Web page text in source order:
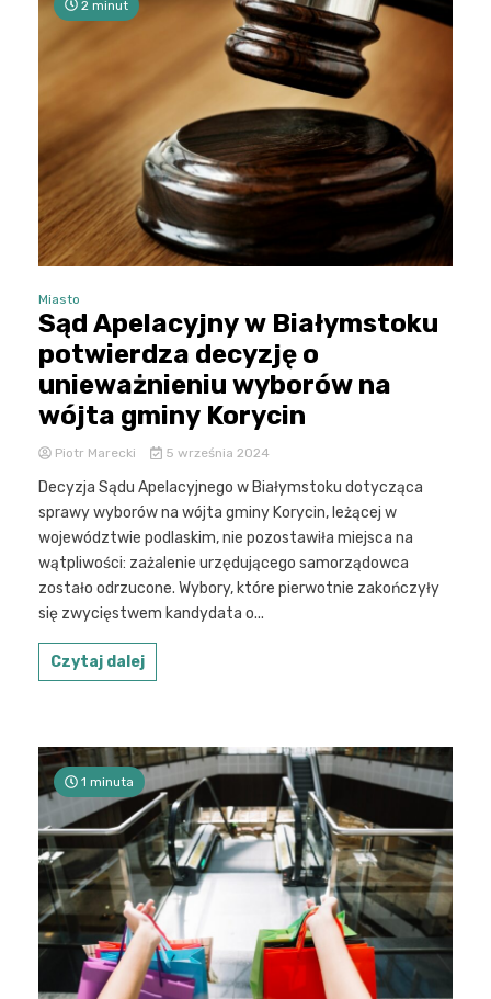
2 minut
Miasto
Sąd Apelacyjny w Białymstoku
potwierdza decyzję o
unieważnieniu wyborów na
wójta gminy Korycin
Piotr Marecki 5 września 2024
Decyzja Sądu Apelacyjnego w Białymstoku dotycząca
sprawy wyborów na wójta gminy Korycin, leżącej w
województwie podlaskim, nie pozostawiła miejsca na
wątpliwości: zażalenie urzędującego samorządowca
zostało odrzucone. Wybory, które pierwotnie zakończyły
się zwycięstwem kandydata o...
Czytaj dalej
1 minuta